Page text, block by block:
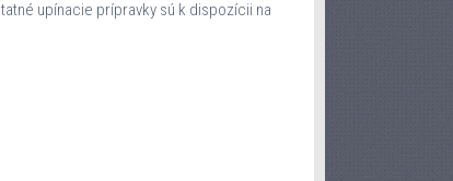
upínacie prípravky sú k dispozícii na